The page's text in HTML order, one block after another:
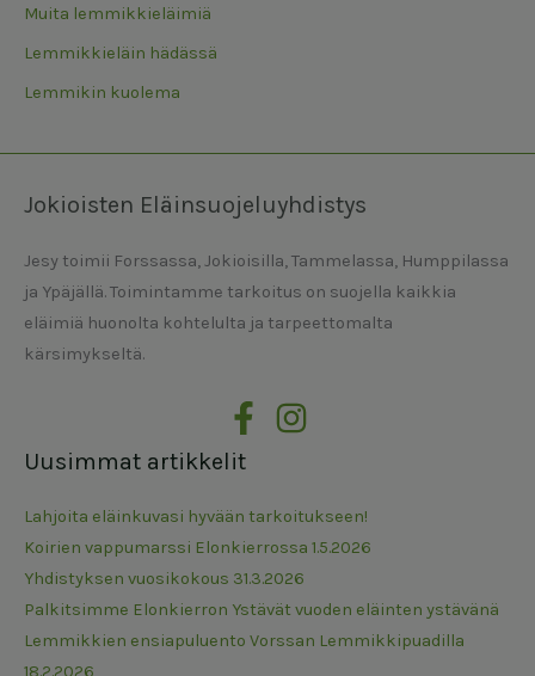
Muita lemmikkieläimiä
Lemmikkieläin hädässä
Lemmikin kuolema
Jokioisten Eläinsuojeluyhdistys
Jesy toimii Forssassa, Jokioisilla, Tammelassa, Humppilassa
ja Ypäjällä. Toimintamme tarkoitus on suojella kaikkia
eläimiä huonolta kohtelulta ja tarpeettomalta
kärsimykseltä.
Uusimmat artikkelit
Lahjoita eläinkuvasi hyvään tarkoitukseen!
Koirien vappumarssi Elonkierrossa 1.5.2026
Yhdistyksen vuosikokous 31.3.2026
Palkitsimme Elonkierron Ystävät vuoden eläinten ystävänä
Lemmikkien ensiapuluento Vorssan Lemmikkipuadilla